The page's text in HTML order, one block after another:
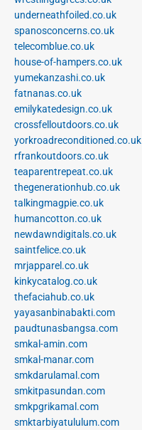
underneathfoiled.co.uk
spanosconcerns.co.uk
telecomblue.co.uk
house-of-hampers.co.uk
yumekanzashi.co.uk
fatnanas.co.uk
emilykatedesign.co.uk
crossfelloutdoors.co.uk
yorkroadreconditioned.co.uk
rfrankoutdoors.co.uk
teaparentrepeat.co.uk
thegenerationhub.co.uk
talkingmagpie.co.uk
humancotton.co.uk
newdawndigitals.co.uk
saintfelice.co.uk
mrjapparel.co.uk
kinkycatalog.co.uk
thefaciahub.co.uk
yayasanbinabakti.com
paudtunasbangsa.com
smkal-amin.com
smkal-manar.com
smkdarulamal.com
smkitpasundan.com
smkpgrikamal.com
smktarbiyatululum.com